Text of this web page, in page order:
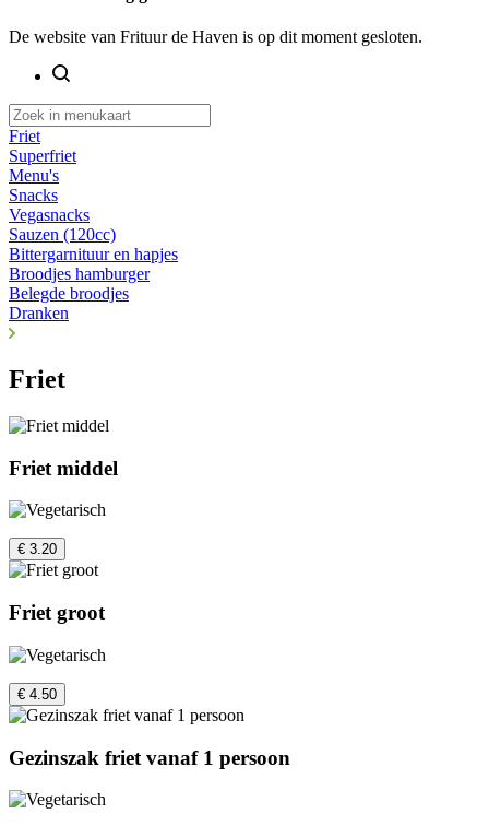
De website van Frituur de Haven is op dit moment gesloten.
Friet
Superfriet
Menu's
Snacks
Vegasnacks
Sauzen (120cc)
Bittergarnituur en hapjes
Broodjes hamburger
Belegde broodjes
Dranken
Friet
Friet middel
€ 3.20
Friet groot
€ 4.50
Gezinszak friet vanaf 1 persoon